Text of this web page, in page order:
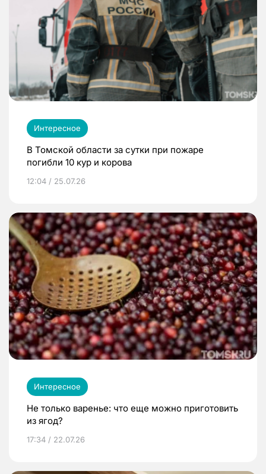
Интересное
В Томской области за сутки при пожаре
погибли 10 кур и корова
12:04 / 25.07.26
Интересное
Не только варенье: что еще можно приготовить
из ягод?
17:34 / 22.07.26